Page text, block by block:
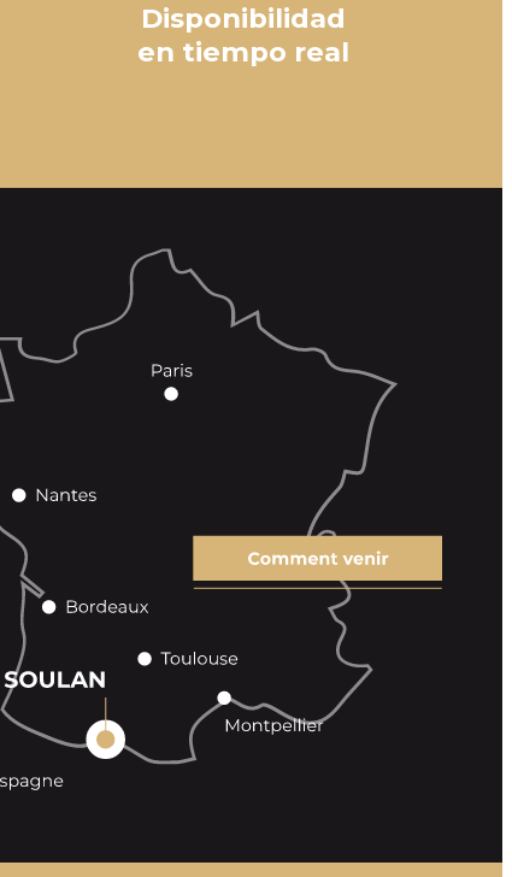
Disponibilidad
en tiempo real